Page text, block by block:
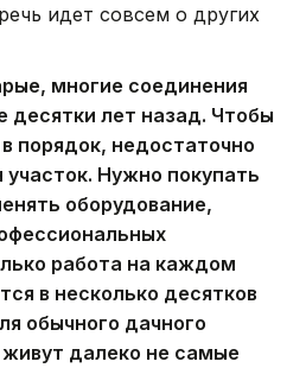
идет совсем о других
многие соединения
десятки лет назад. Чтобы
порядок, недостаточно
Нужно покупать
оборудование,
работа на каждом
в несколько десятков
обычного дачного
далеко не самые